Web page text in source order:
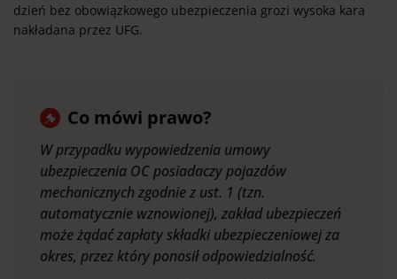
dzień bez obowiązkowego ubezpieczenia grozi wysoka kara
nakładana przez UFG.
Co mówi prawo?
W przypadku wypowiedzenia umowy
ubezpieczenia OC posiadaczy pojazdów
mechanicznych zgodnie z ust. 1 (tzn.
automatycznie wznowionej), zakład ubezpieczeń
może żądać zapłaty składki ubezpieczeniowej za
okres, przez który ponosił odpowiedzialność.